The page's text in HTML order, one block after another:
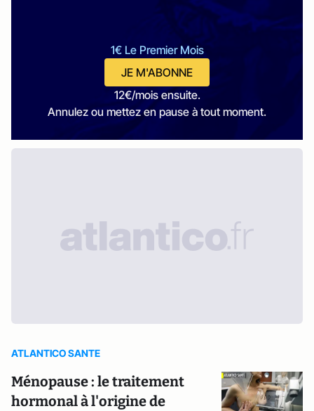
1€ Le Premier Mois
JE M'ABONNE
12€/mois ensuite.
Annulez ou mettez en pause à tout moment.
ATLANTICO SANTE
Ménopause : le traitement
hormonal à l'origine de